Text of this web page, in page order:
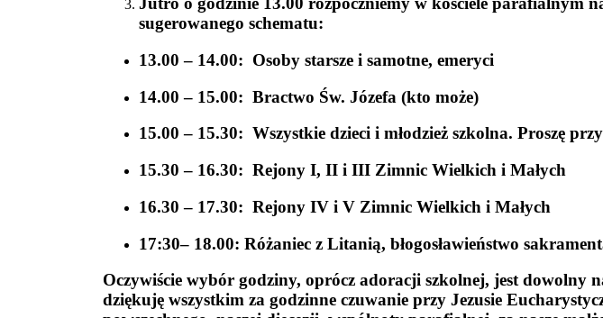
sugerowanego schematu:
13.00 – 14.00: Osoby starsze i samotne, emeryci
14.00 – 15.00: Bractwo Św. Józefa (kto może)
15.00 – 15.30: Wszystkie dzieci i młodzież szkolna. Proszę
15.30 – 16.30: Rejony I, II i III Zimnic Wielkich i Małych
16.30 – 17.30: Rejony IV i V Zimnic Wielkich i Małych
17:30– 18.00: Różaniec z Litanią, błogosławieństwo
Oczywiście wybór godziny, oprócz adoracji szkolnej, jest dowolny
dziękuję wszystkim za godzinne czuwanie przy Jezusie